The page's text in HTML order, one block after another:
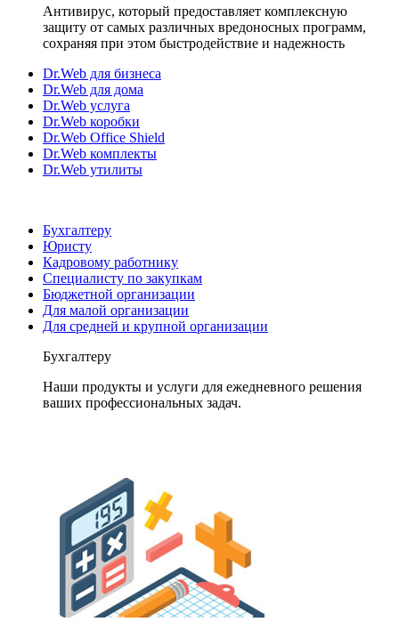
Антивирус, который предоставляет комплексную
защиту от самых различных вредоносных программ,
сохраняя при этом быстродействие и надежность
Dr.Web для бизнеса
Dr.Web для дома
Dr.Web услуга
Dr.Web коробки
Dr.Web Office Shield
Dr.Web комплекты
Dr.Web утилиты
Бухгалтеру
Юристу
Кадровому работнику
Специалисту по закупкам
Бюджетной организации
Для малой организации
Для средней и крупной организации
Бухгалтеру
Наши продукты и услуги для ежедневного решения
ваших профессиональных задач.